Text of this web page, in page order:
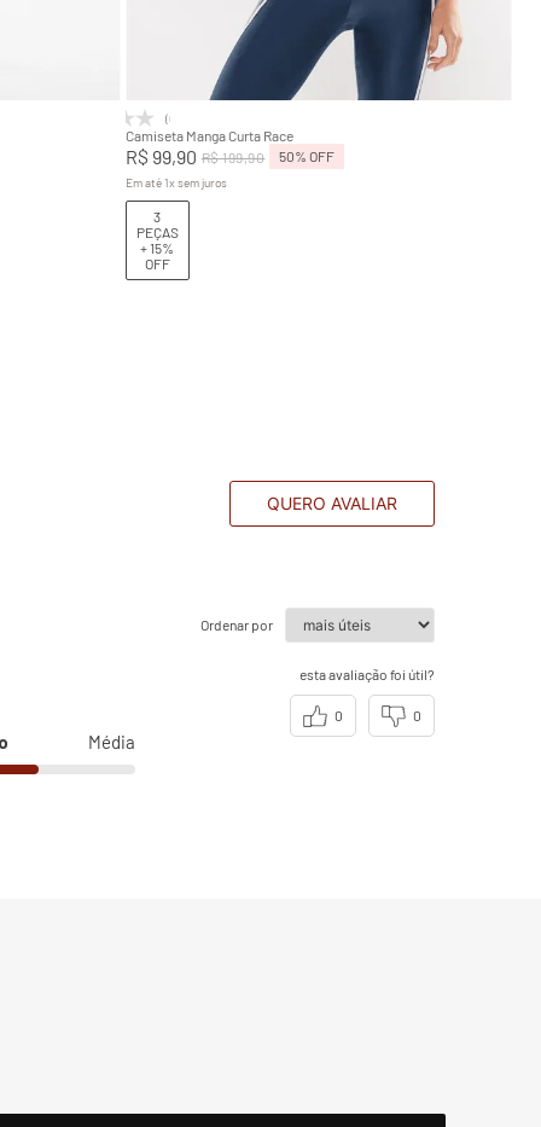
Adicionar na sacola
(0)
Camiseta Manga Curta Race
R$ 99,90 R$199,90 50% OFF
Em até 1xsem juros
3
PEÇAS
+ 15%
OFF
QUERO AVALIAR
Ordenar por
Média
esta avaliação foi útil?
0 0